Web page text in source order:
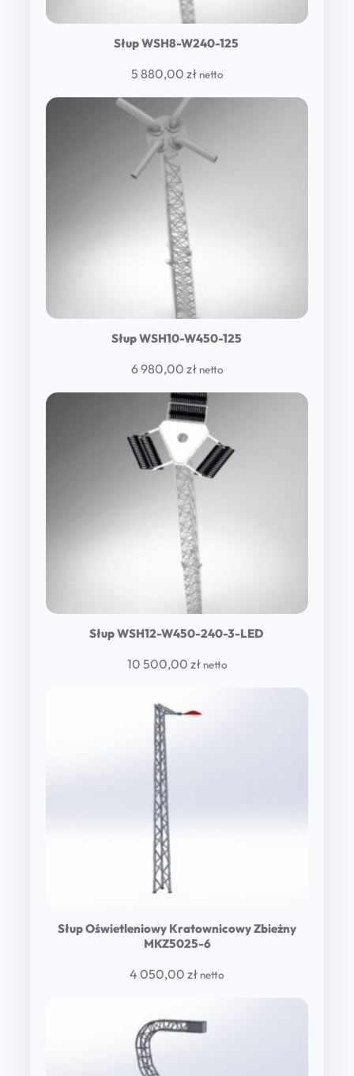
Słup WSH8-W240-125
5 880,00 zł netto
Słup WSH10-W450-125
6 980,00 zł netto
Słup WSH12-W450-240-3-LED
10 500,00 zł netto
Słup Oświetleniowy Kratownicowy Zbieżny
MKZ5025-6
4 050,00 zł netto